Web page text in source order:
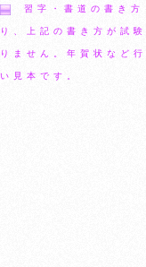
習字・書道の書き
り、上記の書き方が試
りません。年賀状など
い見本です。